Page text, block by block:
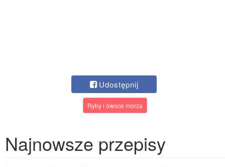
Udostępnij
Ryby i owoce morza
Najnowsze przepisy